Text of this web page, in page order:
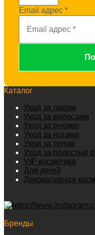
Email адрес *
Каталог
Уход за лицом
Уход за волосами
Уход за руками
Уход за ногами
Уход за телом
Уход за полостью
VIP косметика
Для детей
Декоративная
Бренды